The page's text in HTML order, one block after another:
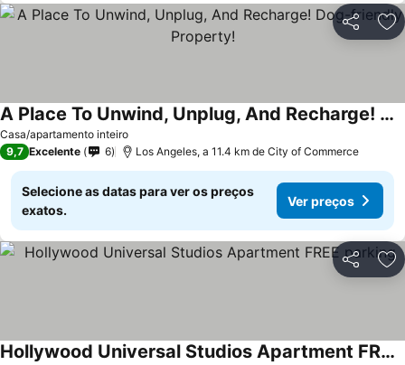
Partilhar
Casa/apartamento inteiro
A Place To Unwind, Unplug, And Recharge! Dog-friendly Property!
9,7 Excelente 6 Los Angeles, a 11.4 km de City of Commerce
Selecione as datas para ver os preços
exatos.
Ver preços
Partilhar
Hollywood Universal Studios Apartment FREE parking